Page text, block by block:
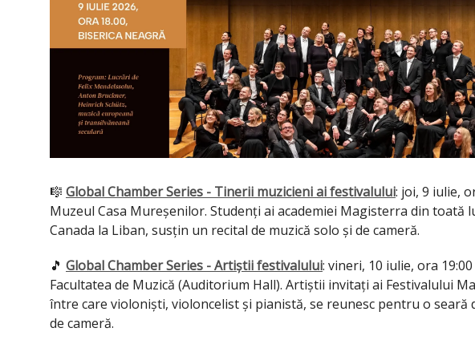
🎼 Global Chamber Series - Tinerii muzicieni ai festivalului: joi, 9 iulie,
Muzeul Casa Mureșenilor. Studenți ai academiei Magisterra din toată
Canada la Liban, susțin un recital de muzică solo și de cameră.
🎵 Global Chamber Series - Artiștii festivalului: vineri, 10 iulie, ora 19:00
Facultatea de Muzică (Auditorium Hall). Artiștii invitați ai Festivalului
între care violoniști, violoncelist și pianistă, se reunesc pentru o seară
de cameră.